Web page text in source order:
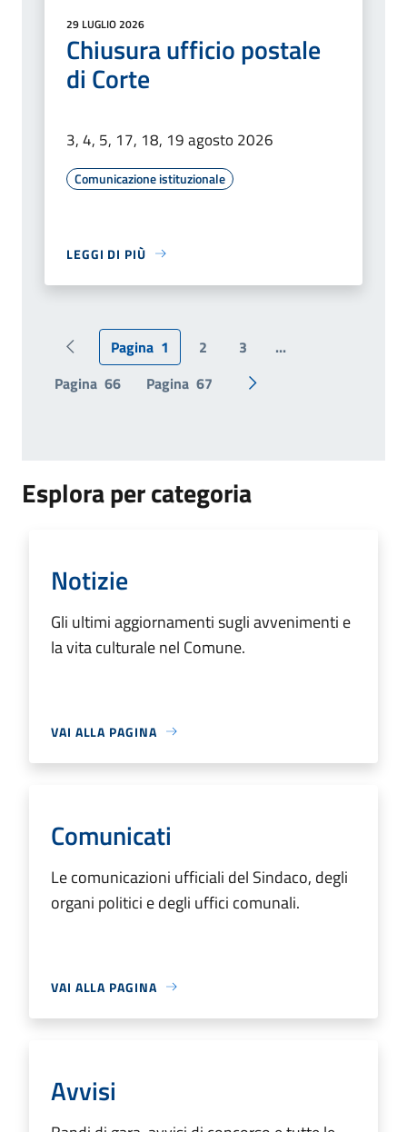
29 LUGLIO 2026
Chiusura ufficio postale
di Corte
3, 4, 5, 17, 18, 19 agosto 2026
Comunicazione istituzionale
LEGGI DI PIÙ
Pagina precedente
Pagina 1 2 3
...
Pagina 66 Pagina 67
Pagina successiva
Esplora per categoria
Notizie
Gli ultimi aggiornamenti sugli avvenimenti e
la vita culturale nel Comune.
VAI ALLA PAGINA
Comunicati
Le comunicazioni ufficiali del Sindaco, degli
organi politici e degli uffici comunali.
VAI ALLA PAGINA
Avvisi